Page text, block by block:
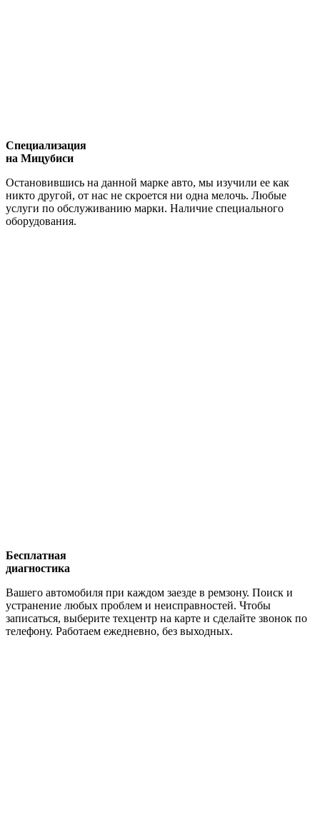
Специализация
на Мицубиси
Остановившись на данной марке авто, мы изучили ее как
никто другой, от нас не скроется ни одна мелочь. Любые
услуги по обслуживанию марки. Наличие специального
оборудования.
Бесплатная
диагностика
Вашего автомобиля при каждом заезде в ремзону. Поиск и
устранение любых проблем и неисправностей. Чтобы
записаться, выберите техцентр на карте и сделайте звонок по
телефону. Работаем ежедневно, без выходных.